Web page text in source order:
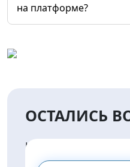
на платформе?
ОСТАЛИСЬ
НАПИШИТЕ НАМ И МЫ
ПРЕДОСТАВИМ ВАМ